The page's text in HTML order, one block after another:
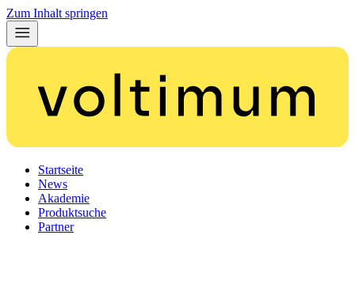
Zum Inhalt springen
Startseite
News
Akademie
Produktsuche
Partner